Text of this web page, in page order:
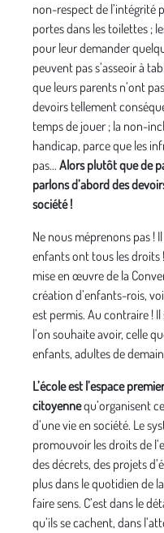
non-respect de l’intégrité
portes dans les toilettes ;
pour leur demander
peuvent pas s’asseoir à
que leurs parents n’ont
devoirs tellement
temps de jouer ; la non-
handicap, parce que les
pas... Alors plutôt que de
parlons d’abord des
société !
Ne nous méprenons pas !
enfants ont tous les droits
mise en œuvre de la
création d’enfants-rois,
est permis. Au contraire !
l’on souhaite avoir, celle
enfants, adultes de
L’école est l’espace
citoyennequ’organisent
d’une vie en société. Le
promouvoir les droits de
des décrets, des projets
plus dans le quotidien de
faire sens. C’est dans le
qu’ils se cachent, dans